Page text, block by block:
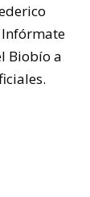
Biobío a